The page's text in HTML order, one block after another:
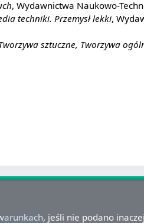
, Wydawnictwa Naukowo-
techniki. Przemysł lekki,
sztuczne, Tworzywa
, jeśli nie podano